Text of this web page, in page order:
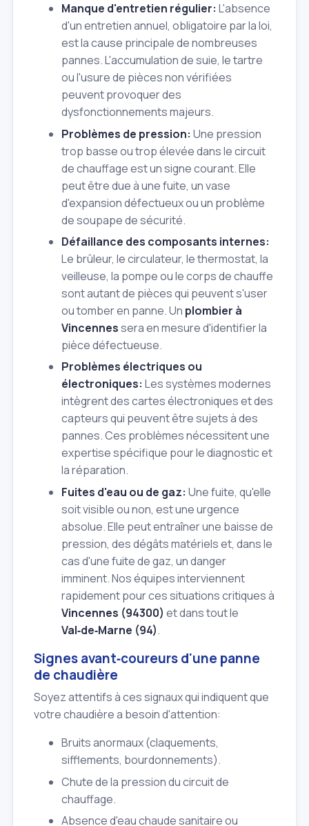
Manque d'entretien régulier: L'absence
d'un entretien annuel, obligatoire par la loi,
est la cause principale de nombreuses
pannes. L'accumulation de suie, le tartre
ou l'usure de pièces non vérifiées
peuvent provoquer des
dysfonctionnements majeurs.
Problèmes de pression: Une pression
trop basse ou trop élevée dans le circuit
de chauffage est un signe courant. Elle
peut être due à une fuite, un vase
d'expansion défectueux ou un problème
de soupape de sécurité.
Défaillance des composants internes:
Le brûleur, le circulateur, le thermostat, la
veilleuse, la pompe ou le corps de chauffe
sont autant de pièces qui peuvent s'user
ou tomber en panne. Un plombier à
Vincennessera en mesure d'identifier la
pièce défectueuse.
Problèmes électriques ou
électroniques: Les systèmes modernes
intègrent des cartes électroniques et des
capteurs qui peuvent être sujets à des
pannes. Ces problèmes nécessitent une
expertise spécifique pour le diagnostic et
la réparation.
Fuites d'eau ou de gaz: Une fuite, qu'elle
soit visible ou non, est une urgence
absolue. Elle peut entraîner une baisse de
pression, des dégâts matériels et, dans le
cas d'une fuite de gaz, un danger
imminent. Nos équipes interviennent
rapidement pour ces situations critiques à
Vincennes (94300) et dans tout le
Val‑de‑Marne (94).
Signes avant‑coureurs d'une panne
de chaudière
Soyez attentifs à ces signaux qui indiquent que
votre chaudière a besoin d'attention:
Bruits anormaux (claquements,
sifflements, bourdonnements).
Chute de la pression du circuit de
chauffage.
Absence d'eau chaude sanitaire ou